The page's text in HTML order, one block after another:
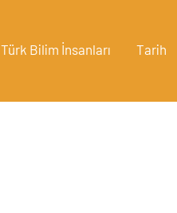
Türk Bilim İnsanları Tarih